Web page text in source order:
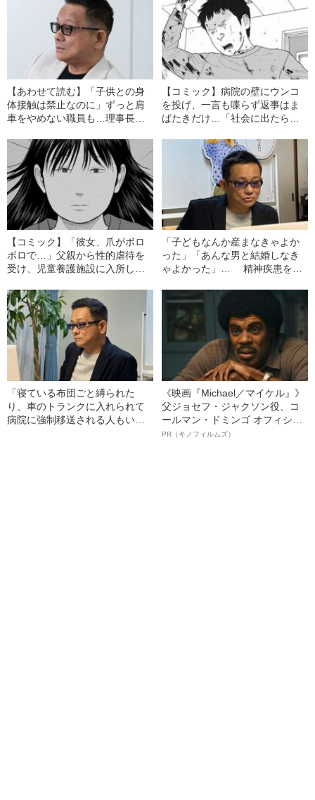
【あわせて読む】「子供との身
体接触は禁止なのに」ずっと肩
車をやめない職員も…理事長が
設のリアル
【コミック】病院の壁にウンコ
を投げ、一言も喋らず返事はま
ばたきだけ…「社会に出たら必
病院を“突然退院した理由”とは
【コミック】「彼女、爪がボロ
ボロで…」父親から性的虐待を
受け、児童養護施設に入所した
消えないトラウマ
「子どもなんか産まなきゃよか
った」「あんな男と結婚しなき
ゃよかった」… 精神疾患を持
は、なぜ家庭に“閉じ込められ
る”のか
「寝ている布団ごと縛られた
り、車のトランクに入れられて
病院に強制移送される人もい
《映画『Michael／マイケル』》
父ジョセフ・ジャクソン役、コ
ールマン・ドミンゴ オフィシャ
ルインタビュー“観客を魅了した
PR（キノフィルムズ）